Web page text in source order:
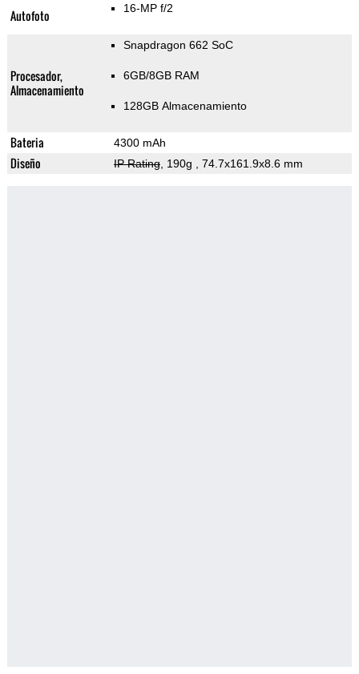
Autofoto 16-MP f/2
Procesador,
Almacenamiento
Snapdragon 662 SoC
6GB/8GB RAM
128GB Almacenamiento
Bateria 4300 mAh
Diseño IP Rating, 190g , 74.7x161.9x8.6 mm